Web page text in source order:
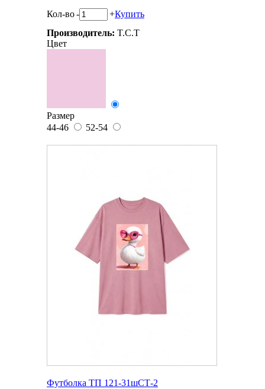
Кол-во- +Купить
Производитель: T.C.T
Цвет
Размер
44-46
52-54
Футболка ТП 121-31шСТ-2